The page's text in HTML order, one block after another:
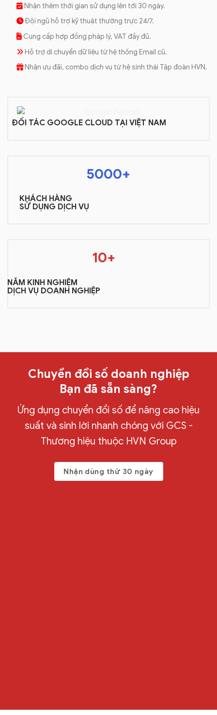
Nhận thêm thời gian sử dụng lên tới 30 ngày.
Đội ngũ hỗ trợ kỹ thuật thường trực 24/7.
Cung cấp hợp đồng pháp lý, VAT đầy đủ.
Hỗ trợ di chuyển dữ liệu từ hệ thống Email cũ.
Nhận ưu đãi, combo dịch vụ từ hệ sinh thái Tập đoàn HVN.
ĐỐI TÁC GOOGLE CLOUD TẠI VIỆT NAM
5000+
KHÁCH HÀNG
SỬ DỤNG DỊCH VỤ
10+
NĂM KINH NGHIỆM
DỊCH VỤ DOANH NGHIỆP
Chuyển đổi số doanh nghiệp
Bạn đã sẵn sàng?
Ứng dụng chuyển đổi số để nâng cao hiệu
suất và sinh lời nhanh chóng với GCS -
Thương hiệu thuộc HVN Group
Nhận dùng thử 30 ngày